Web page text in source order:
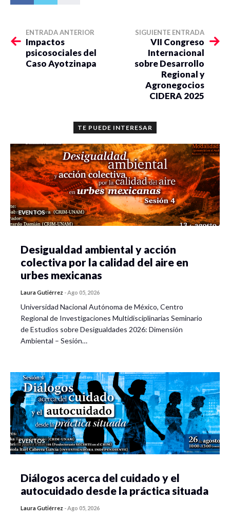
ENTRADA ANTERIOR
Impactos
psicosociales del
Caso Ayotzinapa
SIGUIENTE ENTRADA
VII Congreso
Internacional
sobre Desarrollo
Regional y
Agronegocios
CIDERA 2025
TE PUEDE INTERESAR
EVENTOS
Desigualdad ambiental y acción
colectiva por la calidad del aire en
urbes mexicanas
Laura Gutiérrez -Ago 05, 2026
Universidad Nacional Autónoma de México, Centro
Regional de Investigaciones Multidisciplinarias Seminario
de Estudios sobre Desigualdades 2026: Dimensión
Ambiental – Sesión…
EVENTOS
Diálogos acerca del cuidado y el
autocuidado desde la práctica situada
Laura Gutiérrez -Ago 05, 2026